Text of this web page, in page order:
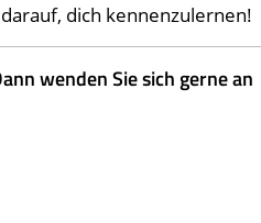
dich kennen­zulernen!
wenden Sie sich gerne an